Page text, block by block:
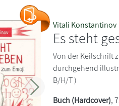
Weiter
Vitali Konstantinov
Es steht
Von der Keilschrift
durchgehend
B/H/T )
Buch (Hardcover),